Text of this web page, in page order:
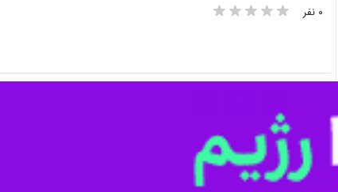
۰ نفر